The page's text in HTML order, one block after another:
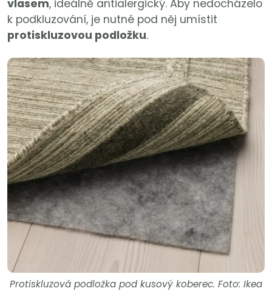
vlasem, ideálně antialergický. Aby nedocházelo
k podkluzování, je nutné pod něj umístit
protiskluzovou podložku.
Protiskluzová podložka pod kusový koberec. Foto: Ikea